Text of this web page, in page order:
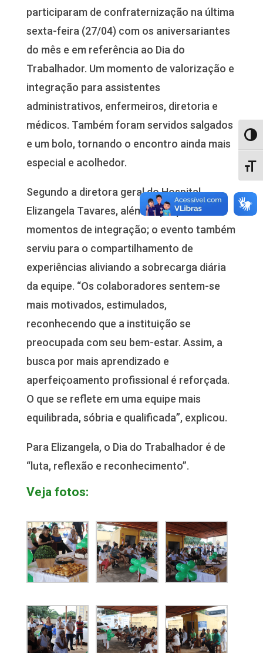
participaram de confraternização na última
sexta-feira (27/04) com os aniversariantes
do mês e em referência ao Dia do
Trabalhador. Um momento de valorização e
integração para assistentes
administrativos, enfermeiros, diretoria e
médicos. Também foram servidos salgados
e um bolo, tornando o encontro ainda mais
especial e acolhedor.
Segundo a diretora geral do Hospital,
Elizangela Tavares, além de proporcionar
momentos de integração; o evento também
serviu para o compartilhamento de
experiências aliviando a sobrecarga diária
da equipe. “Os colaboradores sentem-se
mais motivados, estimulados,
reconhecendo que a instituição se
preocupada com seu bem-estar. Assim, a
busca por mais aprendizado e
aperfeiçoamento profissional é reforçada.
O que se reflete em uma equipe mais
equilibrada, sóbria e qualificada”, explicou.
Para Elizangela, o Dia do Trabalhador é de
“luta, reflexão e reconhecimento”.
Veja fotos: